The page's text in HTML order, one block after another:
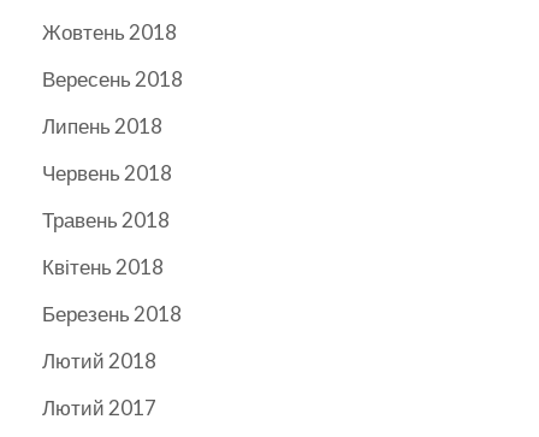
Жовтень 2018
Вересень 2018
Липень 2018
Червень 2018
Травень 2018
Квітень 2018
Березень 2018
Лютий 2018
Лютий 2017